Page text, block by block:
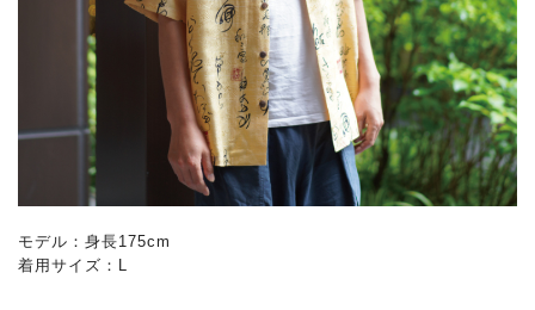
モデル：身長175cm
着用サイズ：L